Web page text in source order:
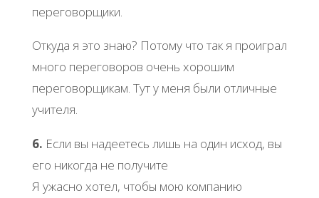
переговорщики.
Откуда я это знаю? Потому что так я проиграл
много переговоров очень хорошим
переговорщикам. Тут у меня были отличные
учителя.
6. Если вы надеетесь лишь на один исход, вы
его никогда не получите
Я ужасно хотел, чтобы мою компанию